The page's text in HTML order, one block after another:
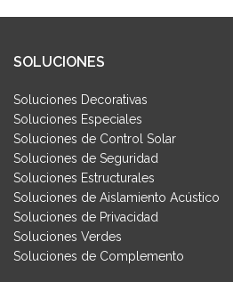
SOLUCIONES
Soluciones Decorativas
Soluciones Especiales
Soluciones de Control Solar
Soluciones de Seguridad
Soluciones Estructurales
Soluciones de Aislamiento Acústico
Soluciones de Privacidad
Soluciones Verdes
Soluciones de Complemento